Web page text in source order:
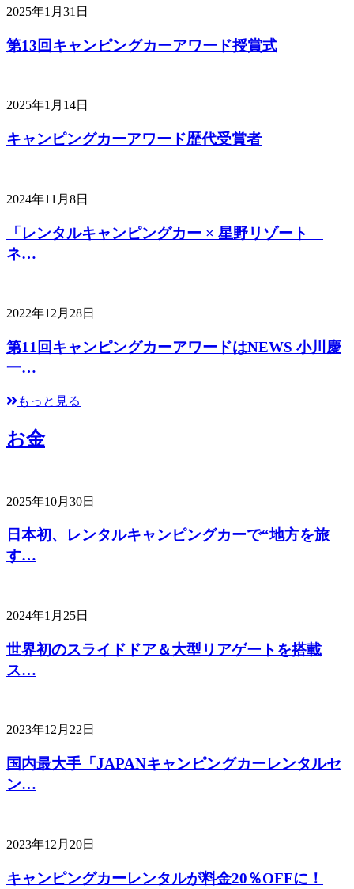
2025年1月31日
第13回キャンピングカーアワード授賞式
2025年1月14日
キャンピングカーアワード歴代受賞者
2024年11月8日
「レンタルキャンピングカー × 星野リゾート
ネ…
2022年12月28日
第11回キャンピングカーアワードはNEWS 小川慶
一…
もっと見る
お金
2025年10月30日
日本初、レンタルキャンピングカーで“地方を旅
す…
2024年1月25日
世界初のスライドドア＆大型リアゲートを搭載
ス…
2023年12月22日
国内最大手「JAPANキャンピングカーレンタルセ
ン…
2023年12月20日
キャンピングカーレンタルが料金20％OFFに！